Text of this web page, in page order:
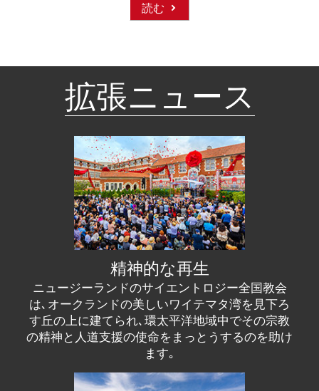
読む
拡張ニュース
精神的な再生
ニュージーランドのサイエントロジー全国教会
は､オークランドの美しいワイテマタ湾を見下ろ
す丘の上に建てられ､環太平洋地域中でその宗教
の精神と人道支援の使命をまっとうするのを助け
ます｡